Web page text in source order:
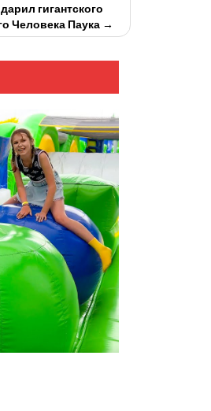
гигантского
Человека Паука →